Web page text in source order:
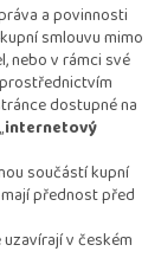
a povinnosti
smlouvu mimo
nebo v rámci své
prostřednictvím
dostupné na
internetový
součástí kupní
přednost před
v českém